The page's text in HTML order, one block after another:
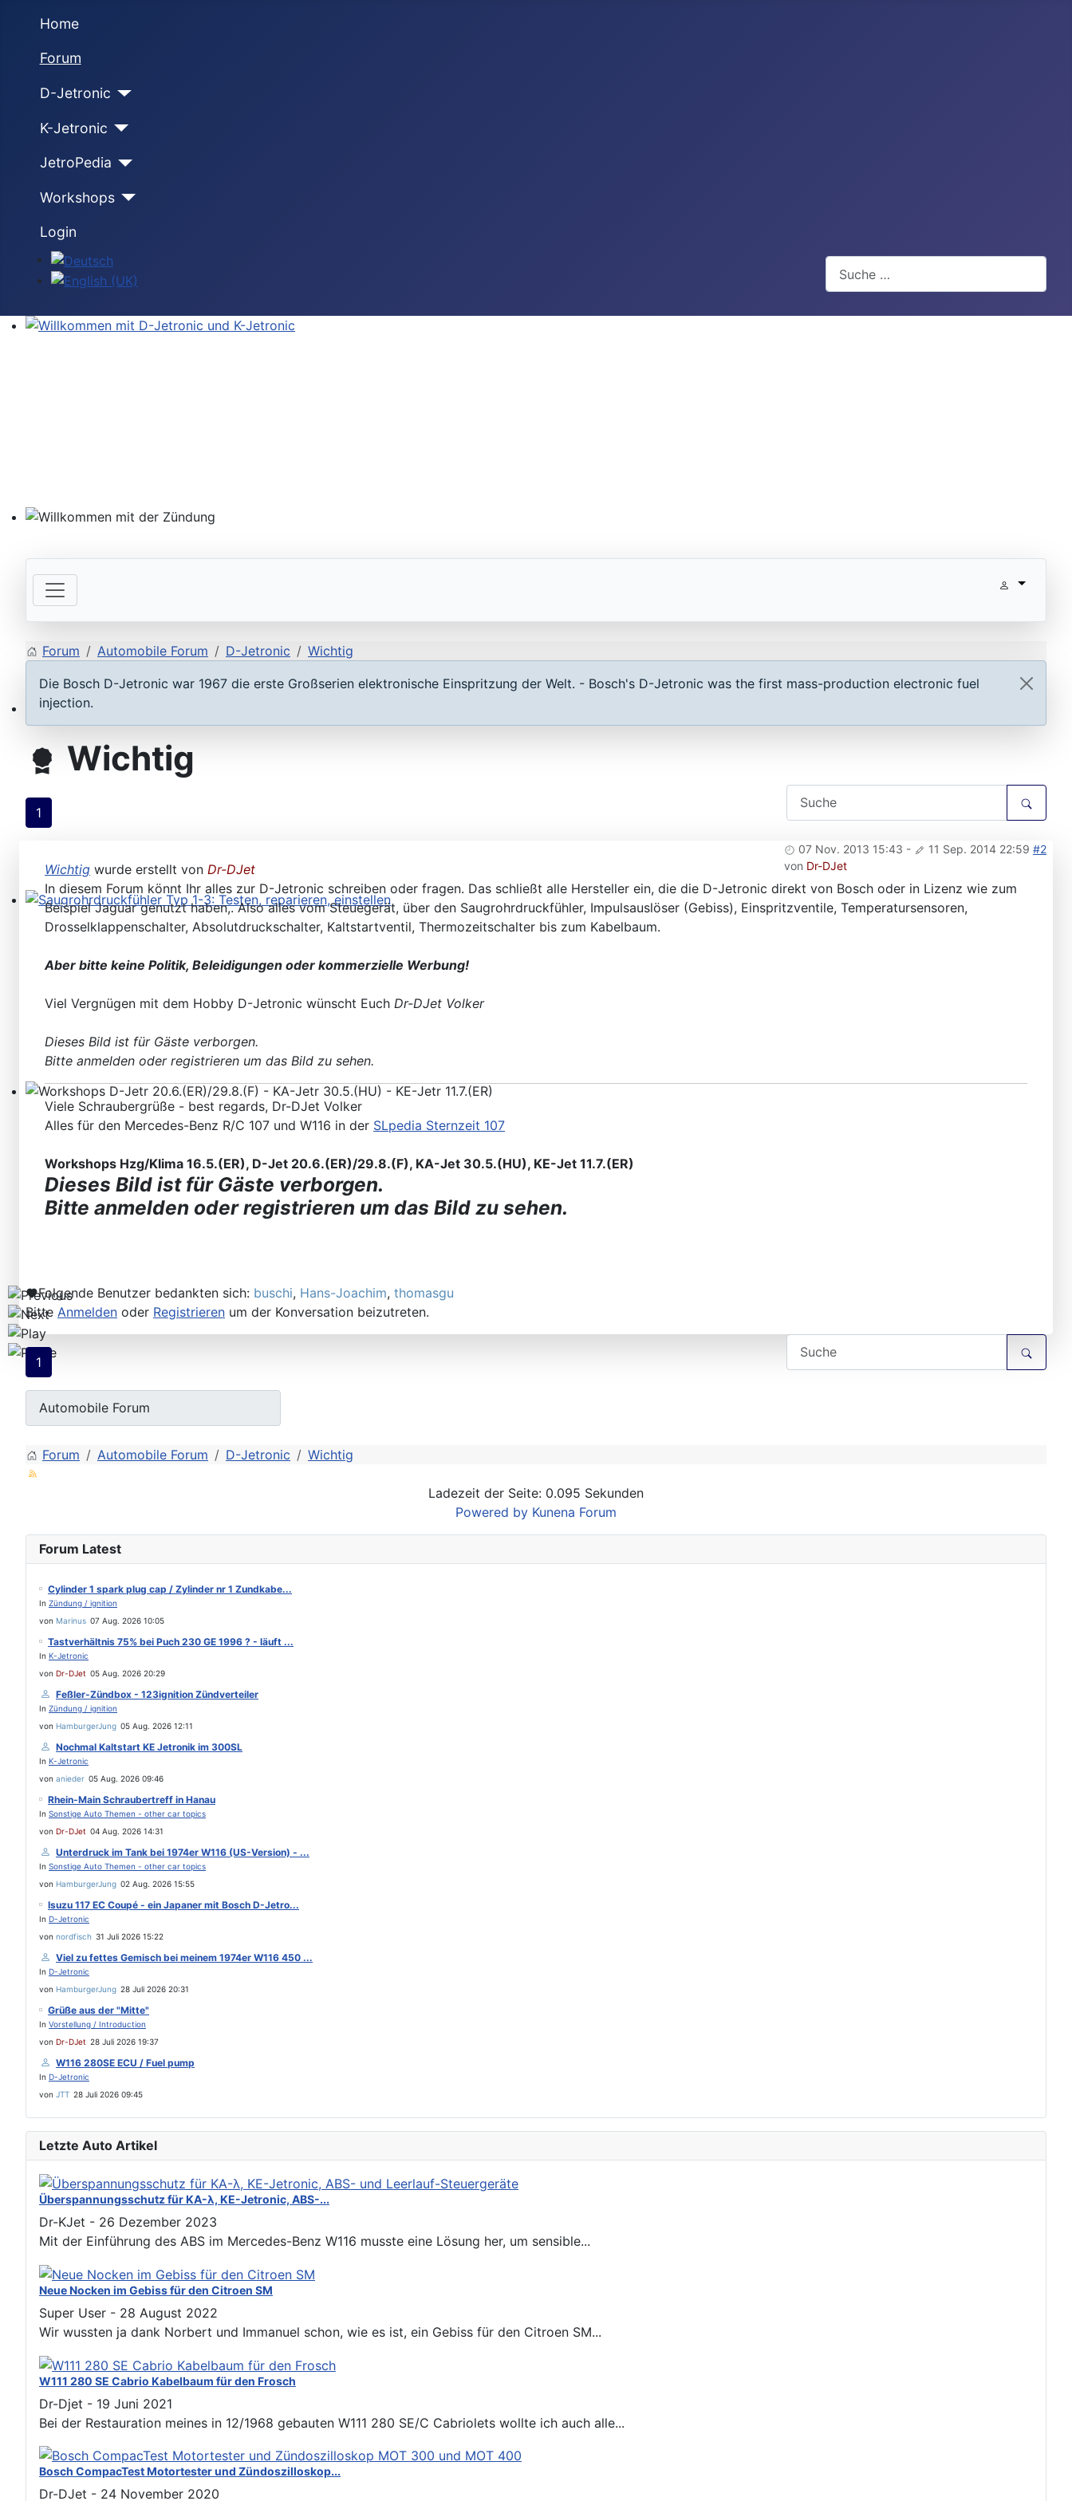
Home
Forum
D-Jetronic
K-Jetronic
JetroPedia
Workshops
Login
Sprache auswählen
Steuergeräte D-Jetronic & KE-Jetronic: Prüfen und Abgleichen
Saugrohrdruckfühler Typ 1-3: Testen, reparieren, einstellen
Workshops D-Jetr 20.6.(ER)/29.8.(F) - KA-Jetr 30.5.(HU) - KE-Jetr 11.7.(ER)
Forum Automobile Forum D-Jetronic Wichtig
Die Bosch D-Jetronic war 1967 die erste Großserien elektronische Einspritzung der Welt. - Bosch's D-Jetronic was the first mass-production electronic fuel
injection.
Wichtig
1
07 Nov. 2013 15:43 - 11 Sep. 2014 22:59 #2
von Dr-DJet
Wichtig wurde erstellt von Dr-DJet
In diesem Forum könnt Ihr alles zur D-Jetronic schreiben oder fragen. Das schließt alle Hersteller ein, die die D-Jetronic direkt von Bosch oder in Lizenz wie zum
Beispiel Jaguar genutzt haben,. Also alles vom Steuegerät, über den Saugrohrdruckfühler, Impulsauslöser (Gebiss), Einspritzventile, Temperatursensoren,
Drosselklappenschalter, Absolutdruckschalter, Kaltstartventil, Thermozeitschalter bis zum Kabelbaum.
Aber bitte keine Politik, Beleidigungen oder kommerzielle Werbung!
Viel Vergnügen mit dem Hobby D-Jetronic wünscht Euch Dr-DJet Volker
Dieses Bild ist für Gäste verborgen.
Bitte anmelden oder registrieren um das Bild zu sehen.
Viele Schraubergrüße - best regards, Dr-DJet Volker
Alles für den Mercedes-Benz R/C 107 und W116 in der SLpedia Sternzeit 107
Workshops Hzg/Klima 16.5.(ER), D-Jet 20.6.(ER)/29.8.(F), KA-Jet 30.5.(HU), KE-Jet 11.7.(ER)
Dieses Bild ist für Gäste verborgen.
Bitte anmelden oder registrieren um das Bild zu sehen.
Folgende Benutzer bedankten sich: buschi, Hans-Joachim, thomasgu
Bitte Anmelden oder Registrieren um der Konversation beizutreten.
1
Forum Automobile Forum D-Jetronic Wichtig
Ladezeit der Seite: 0.095 Sekunden
Powered by Kunena Forum
Forum Latest
Cylinder 1 spark plug cap / Zylinder nr 1 Zundkabe...
In Zündung / ignition
von Marinus 07 Aug. 2026 10:05
Tastverhältnis 75% bei Puch 230 GE 1996 ? - läuft ...
In K-Jetronic
von Dr-DJet 05 Aug. 2026 20:29
Feßler-Zündbox - 123ignition Zündverteiler
In Zündung / ignition
von HamburgerJung 05 Aug. 2026 12:11
Nochmal Kaltstart KE Jetronik im 300SL
In K-Jetronic
von anieder 05 Aug. 2026 09:46
Rhein-Main Schraubertreff in Hanau
In Sonstige Auto Themen - other car topics
von Dr-DJet 04 Aug. 2026 14:31
Unterdruck im Tank bei 1974er W116 (US-Version) - ...
In Sonstige Auto Themen - other car topics
von HamburgerJung 02 Aug. 2026 15:55
Isuzu 117 EC Coupé - ein Japaner mit Bosch D-Jetro...
In D-Jetronic
von nordfisch 31 Juli 2026 15:22
Viel zu fettes Gemisch bei meinem 1974er W116 450 ...
In D-Jetronic
von HamburgerJung 28 Juli 2026 20:31
Grüße aus der "Mitte"
In Vorstellung / Introduction
von Dr-DJet 28 Juli 2026 19:37
W116 280SE ECU / Fuel pump
In D-Jetronic
von JTT 28 Juli 2026 09:45
Letzte Auto Artikel
Überspannungsschutz für KA-λ, KE-Jetronic, ABS-...
Dr-KJet - 26 Dezember 2023
Mit der Einführung des ABS im Mercedes-Benz W116 musste eine Lösung her, um sensible...
Neue Nocken im Gebiss für den Citroen SM
Super User - 28 August 2022
Wir wussten ja dank Norbert und Immanuel schon, wie es ist, ein Gebiss für den Citroen SM...
W111 280 SE Cabrio Kabelbaum für den Frosch
Dr-Djet - 19 Juni 2021
Bei der Restauration meines in 12/1968 gebauten W111 280 SE/C Cabriolets wollte ich auch alle...
Bosch CompacTest Motortester und Zündoszilloskop...
Dr-DJet - 24 November 2020